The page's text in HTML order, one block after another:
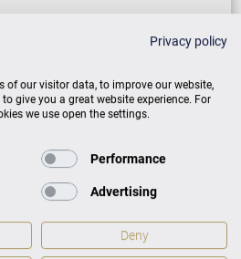
232.000 €
mit
FÜR C. BECHSTEIN
Privacy policy
of our visitor data, to improve our website,
give you a great website experience. For
we use open the settings.
Performance
Advertising
Deny